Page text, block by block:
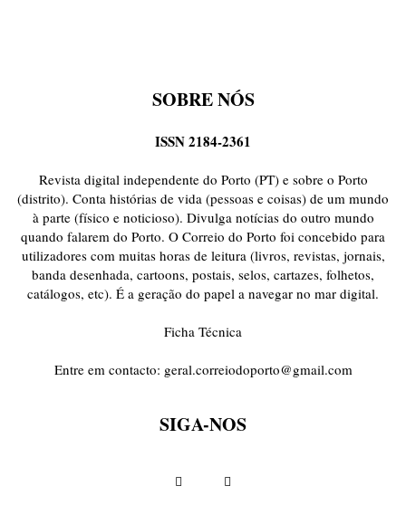
SOBRE NÓS
ISSN 2184-2361
Revista digital independente do Porto (PT) e sobre o Porto
(distrito). Conta histórias de vida (pessoas e coisas) de um mundo
à parte (físico e noticioso). Divulga notícias do outro mundo
quando falarem do Porto. O Correio do Porto foi concebido para
utilizadores com muitas horas de leitura (livros, revistas, jornais,
banda desenhada, cartoons, postais, selos, cartazes, folhetos,
catálogos, etc). É a geração do papel a navegar no mar digital.
Ficha Técnica
Entre em contacto: geral.correiodoporto@gmail.com
SIGA-NOS